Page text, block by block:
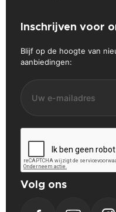
Inschrijven voor
Blijf op de hoogte van
aanbiedingen:
Volg ons